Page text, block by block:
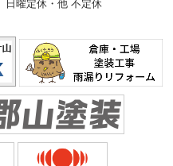
日曜定休・他 不定休